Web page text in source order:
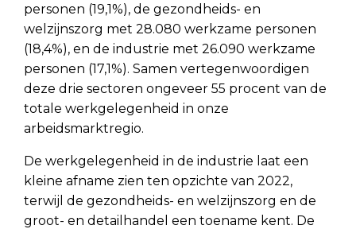
personen (19,1%), de gezondheids- en
welzijnszorg met 28.080 werkzame personen
(18,4%), en de industrie met 26.090 werkzame
personen (17,1%). Samen vertegenwoordigen
deze drie sectoren ongeveer 55 procent van de
totale werkgelegenheid in onze
arbeidsmarktregio.
De werkgelegenheid in de industrie laat een
kleine afname zien ten opzichte van 2022,
terwijl de gezondheids- en welzijnszorg en de
groot- en detailhandel een toename kent. De